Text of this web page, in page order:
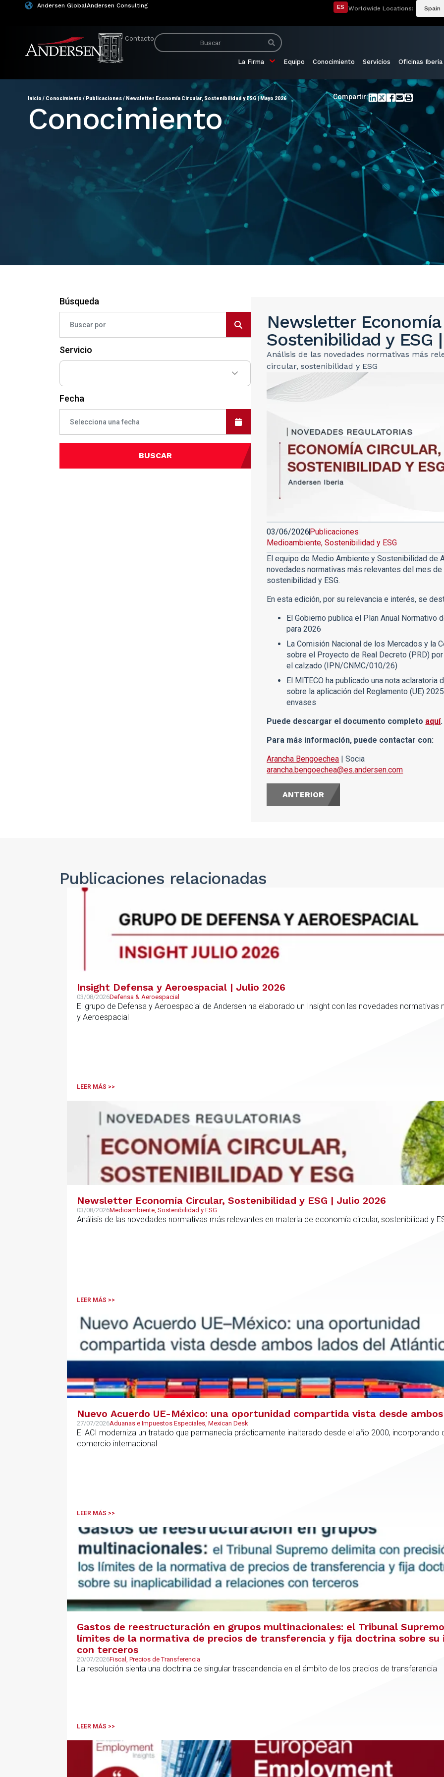
Andersen GlobalAndersen Consulting ES Worldwide Locations: Spain
Contacto
La Firma Equipo Conocimiento Servicios Oficinas Iberia
Inicio / Conocimiento / Publicaciones/ Newsletter Economía Circular, Sostenibilidad y ESG | Mayo 2026 Compartir:
Conocimiento
Búsqueda
Servicio
Fecha
BUSCAR
Newsletter Economía
Sostenibilidad y ESG
Análisis de las novedades normativas más
circular, sostenibilidad y ESG
03/06/2026Publicaciones
Medioambiente, Sostenibilidad y ESG
El equipo de Medio Ambiente y Sostenibilidad de
novedades normativas más relevantes del mes
sostenibilidad y ESG.
En esta edición, por su relevancia e interés, se
El Gobierno publica el Plan Anual Normativo
para 2026
La Comisión Nacional de los Mercados y la
sobre el Proyecto de Real Decreto (PRD)
el calzado (IPN/CNMC/010/26)
El MITECO ha publicado una nota
sobre la aplicación del Reglamento (UE)
envases
Puede descargar el documento completo aquí.
Para más información, puede contactar con:
Arancha Bengoechea | Socia
arancha.bengoechea@es.andersen.com
ANTERIOR
Publicaciones relacionadas
Insight Defensa y Aeroespacial | Julio 2026
03/08/2026Defensa & Aeroespacial
El grupo de Defensa y Aeroespacial de Andersen ha elaborado un Insight con las novedades
y Aeroespacial
LEER MÁS >>
Newsletter Economía Circular, Sostenibilidad y ESG | Julio 2026
03/08/2026Medioambiente, Sostenibilidad y ESG
Análisis de las novedades normativas más relevantes en materia de economía circular, sostenibilidad y
LEER MÁS >>
Nuevo Acuerdo UE-México: una oportunidad compartida vista desde
27/07/2026Aduanas e Impuestos Especiales, Mexican Desk
El ACI moderniza un tratado que permanecía prácticamente inalterado desde el año 2000, incorporando
comercio internacional
LEER MÁS >>
Gastos de reestructuración en grupos multinacionales: el Tribunal
límites de la normativa de precios de transferencia y fija doctrina sobre su
con terceros
20/07/2026Fiscal, Precios de Transferencia
La resolución sienta una doctrina de singular trascendencia en el ámbito de los precios de transferencia
LEER MÁS >>